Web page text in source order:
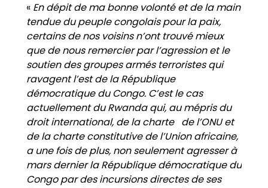
« En dépit de ma bonne volonté et de la main
tendue du peuple congolais pour la paix,
certains de nos voisins n’ont trouvé mieux
que de nous remercier par l’agression et le
soutien des groupes armés terroristes qui
ravagent l’est de la République
démocratique du Congo. C’est le cas
actuellement du Rwanda qui, au mépris du
droit international, de la charte de l’ONU et
de la charte constitutive de l’Union africaine,
a une fois de plus, non seulement agresser à
mars dernier la République démocratique du
Congo par des incursions directes de ses